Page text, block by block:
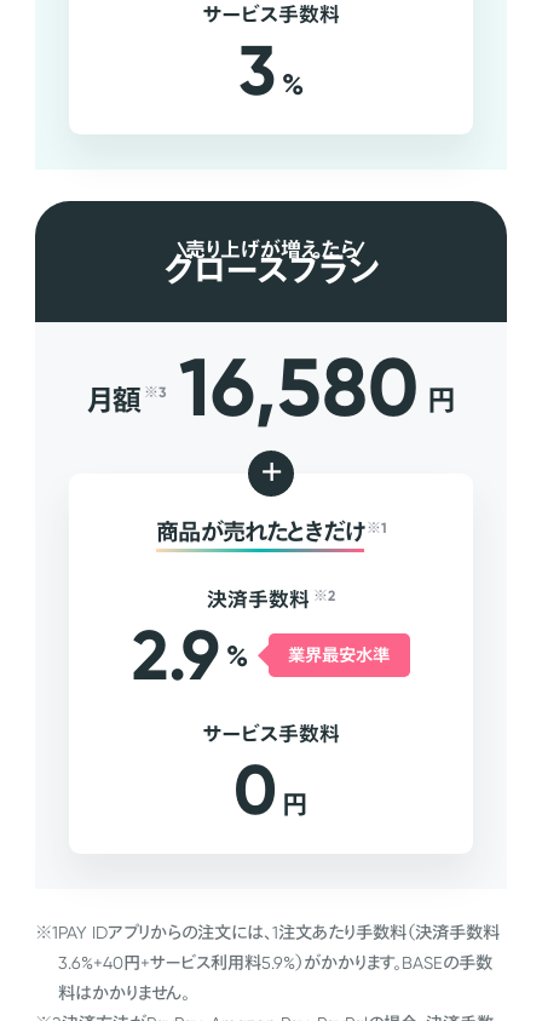
サービス手数料
3 %
売り上げが増えたら
グロースプラン
月額 ※3 16,580 円
+
商品が売れたときだけ ※1
決済手数料 ※2
2.9 % 業界最安水準
サービス手数料
0 円
※1PAY IDアプリからの注文には、1注文あたり手数料（決済手数料
3.6%+40円+サービス利用料5.9%）がかかります。BASEの手数
料はかかりません。